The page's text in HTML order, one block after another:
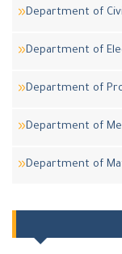
Department of
Department of
Department of
Department of
Department of